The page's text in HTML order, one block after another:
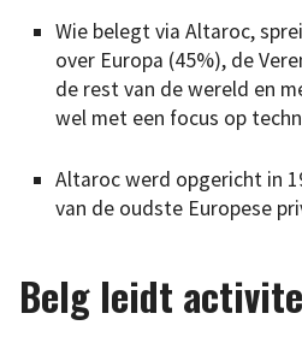
Wie belegt via Altaroc,
over Europa (45%), de
de rest van de wereld en
wel met een focus op
Altaroc werd opgericht in
van de oudste Europese
Belg leidt